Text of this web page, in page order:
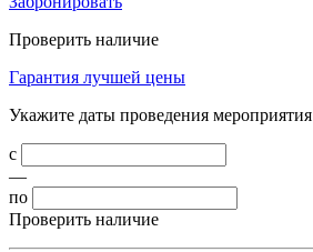
Проверить наличие
Гарантия лучшей цены
Укажите даты проведения мероприятия
с
—
по
Проверить наличие